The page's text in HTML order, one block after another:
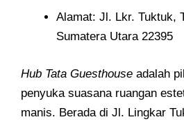
Alamat: Jl. Lkr. Tuktuk,
Sumatera Utara 22395
Hub Tata Guesthouse adalah
penyuka suasana ruangan
manis. Berada di Jl. Lingkar